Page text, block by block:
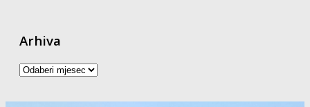
Arhiva
Arhiva